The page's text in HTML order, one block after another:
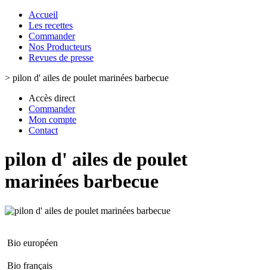
Accueil
Les recettes
Commander
Nos Producteurs
Revues de presse
> pilon d' ailes de poulet marinées barbecue
Accès direct
Commander
Mon compte
Contact
pilon d' ailes de poulet
marinées barbecue
Bio européen
Bio français